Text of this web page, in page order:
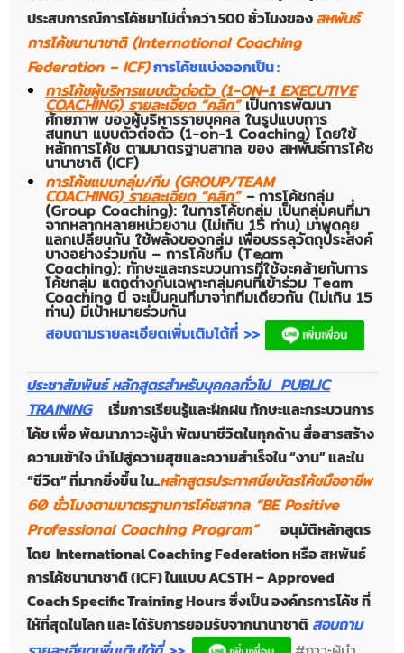
ประสบการณ์การโค้ชมาไม่ต่ำกว่า 500 ชั่วโมงของสหพันธ์
การโค้ชนานาชาติ (International Coaching
Federation – ICF)การโค้ชแบ่งออกเป็น :
การโค้ชผู้บริหารแบบตัวต่อตัว (1-ON-1 EXECUTIVE
COACHING) รายละเอียด “คลิก”เป็นการพัฒนา
ศักยภาพ ของผู้บริหารรายบุคคล ในรูปแบบการ
สนทนา แบบตัวต่อตัว (1-on-1 Coaching) โดยใช้
หลักการโค้ช ตามมาตรฐานสากล ของ สหพันธ์การโค้ช
นานาชาติ (ICF)
การโค้ชแบบกลุ่ม/ทีม (GROUP/TEAM
COACHING)รายละเอียด “คลิก” –การโค้ชกลุ่ม
(Group Coaching): ในการโค้ชกลุ่ม เป็นกลุ่มคนที่มา
จากหลากหลายหน่วยงาน (ไม่เกิน 15 ท่าน) มาพูดคุย
แลกเปลี่ยนกัน ใช้พลังของกลุ่ม เพื่อบรรลุวัตถุประสงค์
บางอย่างร่วมกัน – การโค้ชทีม (Team
Coaching): ทักษะและกระบวนการที่ใช้จะคล้ายกับการ
โค้ชกลุ่ม แตกต่างกันเฉพาะกลุ่มคนที่เข้าร่วม Team
Coaching นี้ จะเป็นคนที่มาจากทีมเดียวกัน (ไม่เกิน 15
ท่าน) มีเป้าหมายร่วมกัน
สอบถามรายละเอียดเพิ่มเติมได้ที่ >>
ประชาสัมพันธ์หลักสูตรสำหรับบุคคลทั่วไป PUBLIC
TRAINING
เริ่มการเรียนรู้และฝึกฝน ทักษะและกระบวนการ
โค้ช เพื่อ พัฒนาภาวะผู้นำ พัฒนาชีวิตในทุกด้าน สื่อสารสร้าง
ความเข้าใจ นำไปสู่ความสุขและความสำเร็จใน “งาน” และใน
“ชีวิต” ที่มากยิ่งขึ้น ใน..หลักสูตรประกาศนียบัตรโค้ชมืออาชีพ
60 ชั่วโมงตามมาตรฐานการโค้ชสากล “BE Positive
Professional Coaching Program”
อนุมัติหลักสูตร
โดย International Coaching Federation หรือ สหพันธ์
การโค้ชนานาชาติ (ICF) ในแบบ ACSTH – Approved
Coach Specific Training Hours ซึ่งเป็น องค์กรการโค้ช ที่
ให้ที่สุดในโลก และ ได้รับการยอมรับจากนานาชาติ สอบถาม